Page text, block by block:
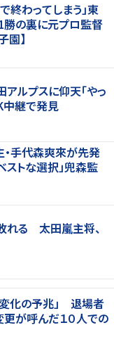
終わってしまう」東
の裏に元プロ監督
園】
ルプスに仰天「やっ
中継で発見
・手代森爽來が先発
ストな選択」兜森監
れる 太田嵐主将、
化の予兆」 退場者
が呼んだ１０人での